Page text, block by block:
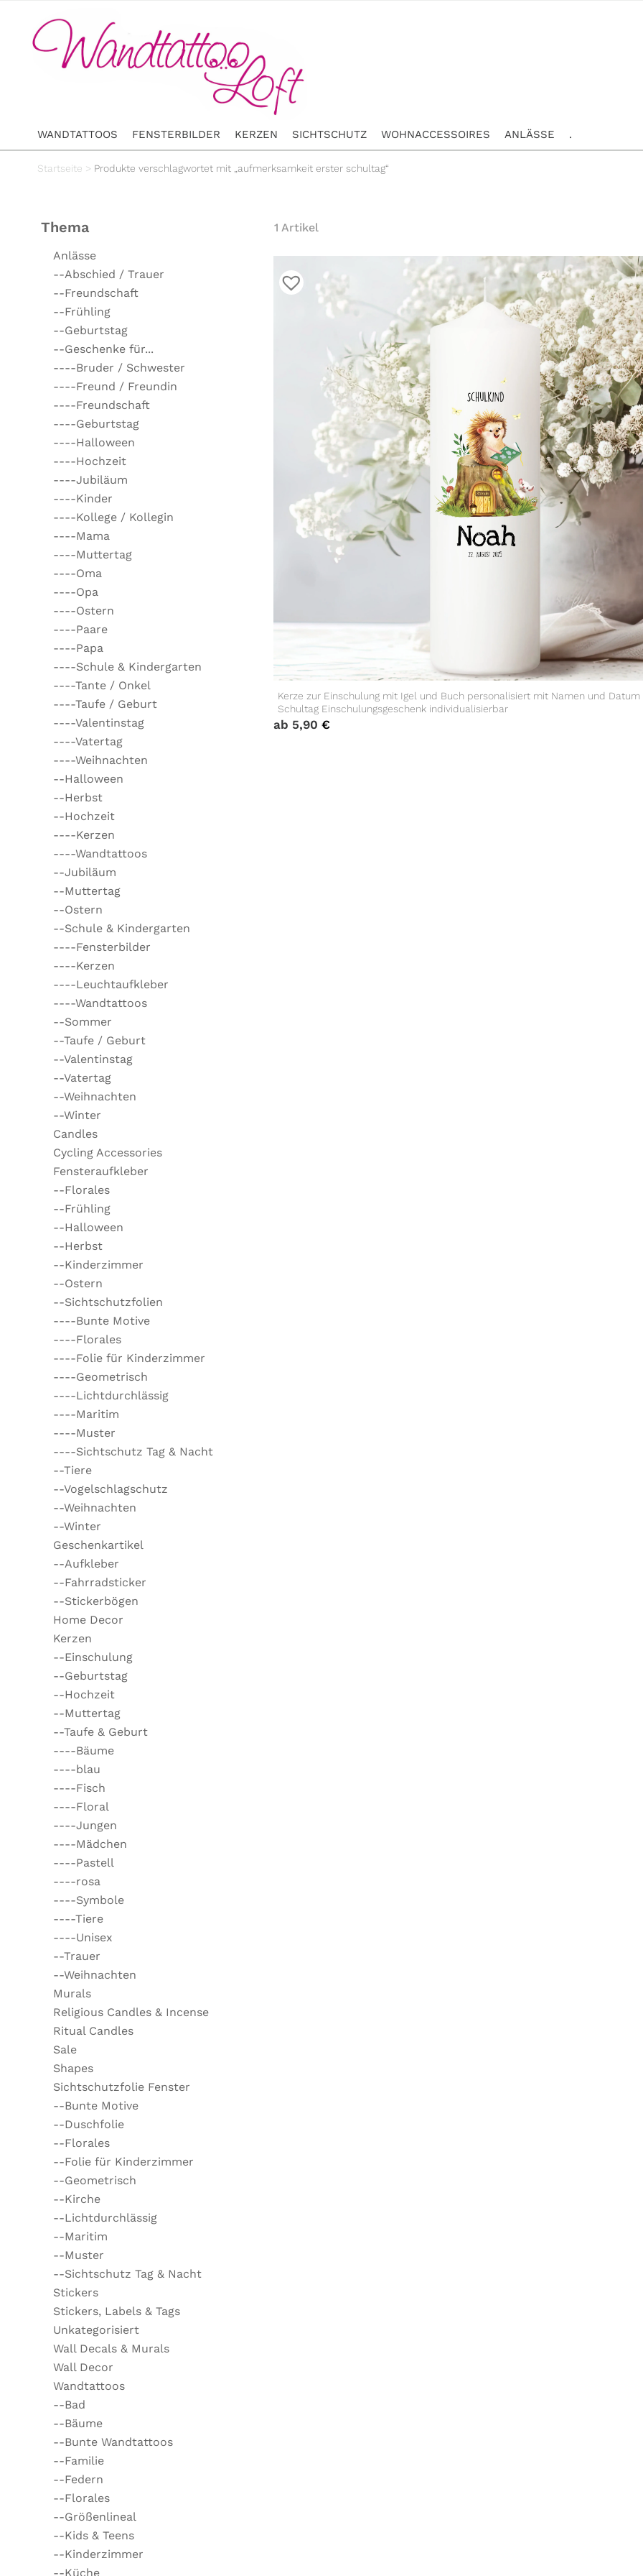
WANDTATTOOS FENSTERBILDER KERZEN SICHTSCHUTZ WOHNACCESSOIRES ANLÄSSE .
Startseite > Produkte verschlagwortet mit „aufmerksamkeit erster schultag“
Thema
Anlässe
--Abschied / Trauer
--Freundschaft
--Frühling
--Geburtstag
--Geschenke für...
----Bruder / Schwester
----Freund / Freundin
----Freundschaft
----Geburtstag
----Halloween
----Hochzeit
----Jubiläum
----Kinder
----Kollege / Kollegin
----Mama
----Muttertag
----Oma
----Opa
----Ostern
----Paare
----Papa
----Schule & Kindergarten
----Tante / Onkel
----Taufe / Geburt
----Valentinstag
----Vatertag
----Weihnachten
--Halloween
--Herbst
--Hochzeit
----Kerzen
----Wandtattoos
--Jubiläum
--Muttertag
--Ostern
--Schule & Kindergarten
----Fensterbilder
----Kerzen
----Leuchtaufkleber
----Wandtattoos
--Sommer
--Taufe / Geburt
--Valentinstag
--Vatertag
--Weihnachten
--Winter
Candles
Cycling Accessories
Fensteraufkleber
--Florales
--Frühling
--Halloween
--Herbst
--Kinderzimmer
--Ostern
--Sichtschutzfolien
----Bunte Motive
----Florales
----Folie für Kinderzimmer
----Geometrisch
----Lichtdurchlässig
----Maritim
----Muster
----Sichtschutz Tag & Nacht
--Tiere
--Vogelschlagschutz
--Weihnachten
--Winter
Geschenkartikel
--Aufkleber
--Fahrradsticker
--Stickerbögen
Home Decor
Kerzen
--Einschulung
--Geburtstag
--Hochzeit
--Muttertag
--Taufe & Geburt
----Bäume
----blau
----Fisch
----Floral
----Jungen
----Mädchen
----Pastell
----rosa
----Symbole
----Tiere
----Unisex
--Trauer
--Weihnachten
Murals
Religious Candles & Incense
Ritual Candles
Sale
Shapes
Sichtschutzfolie Fenster
--Bunte Motive
--Duschfolie
--Florales
--Folie für Kinderzimmer
--Geometrisch
--Kirche
--Lichtdurchlässig
--Maritim
--Muster
--Sichtschutz Tag & Nacht
Stickers
Stickers, Labels & Tags
Unkategorisiert
Wall Decals & Murals
Wall Decor
Wandtattoos
--Bad
--Bäume
--Bunte Wandtattoos
--Familie
--Federn
--Florales
--Größenlineal
--Kids & Teens
--Kinderzimmer
--Küche
1 Artikel
Kerze zur Einschulung mit Igel und Buch personalisiert mit Namen und Datum
Schultag Einschulungsgeschenk individualisierbar
ab 5,90 €